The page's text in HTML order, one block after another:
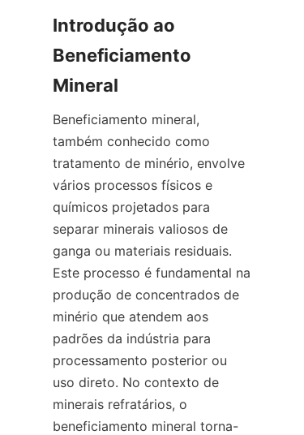
Introdução ao
Beneficiamento
Beneficiamento mineral,
também conhecido como
tratamento de minério, envolve
vários processos físicos e
químicos projetados para
separar minerais valiosos de
ganga ou materiais residuais.
Este processo é fundamental na
produção de concentrados de
minério que atendem aos
padrões da indústria para
processamento posterior ou
uso direto. No contexto de
minerais refratários, o
beneficiamento mineral torna-